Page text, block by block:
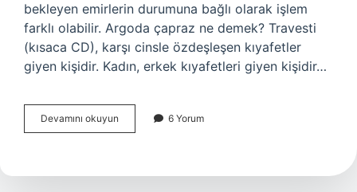
bekleyen emirlerin durumuna bağlı olarak işlem
farklı olabilir. Argoda çapraz ne demek? Travesti
(kısaca CD), karşı cinsle özdeşleşen kıyafetler
giyen kişidir. Kadın, erkek kıyafetleri giyen kişidir…
Devamını okuyun
Doğru
6 Yorum